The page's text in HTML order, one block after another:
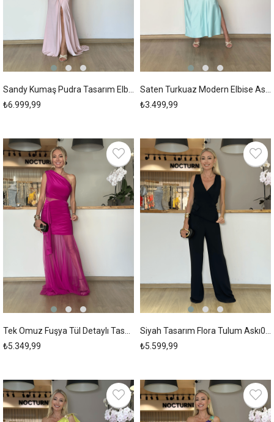
₺6.999,99
₺3.499,99
₺5.349,99
New
Item
₺5.599,99
New
Item
New
Item
New
Item